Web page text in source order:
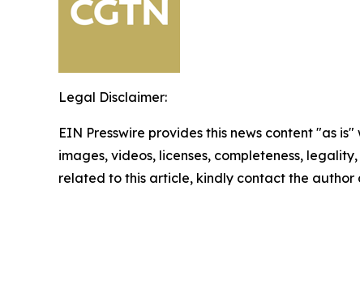
Legal Disclaimer:
EIN Presswire provides this news content "as
images, videos, licenses, completeness,
related to this article, kindly contact the author